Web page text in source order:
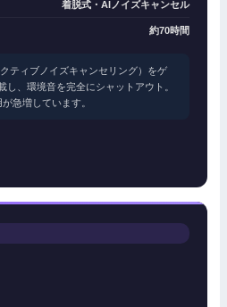
着脱式・AIノイズキャンセル
約70時間
ティブノイズキャンセリング）をゲ
し、環境音を完全にシャットアウト。
急増しています。